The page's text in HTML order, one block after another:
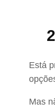
Está
Mas